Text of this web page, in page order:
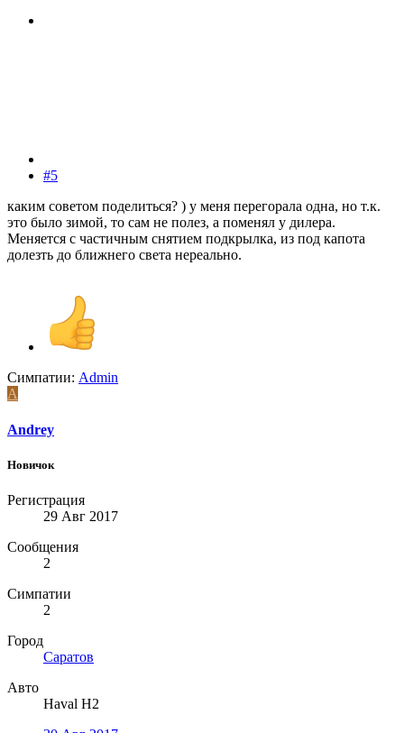
#5
каким советом поделиться? ) у меня перегорала одна, но т.к.
это было зимой, то сам не полез, а поменял у дилера.
Меняется с частичным снятием подкрылка, из под капота
долезть до ближнего света нереально.
Симпатии: Admin
A
Andrey
Новичок
Регистрация
29 Авг 2017
Сообщения
2
Симпатии
2
Город
Саратов
Авто
Haval H2